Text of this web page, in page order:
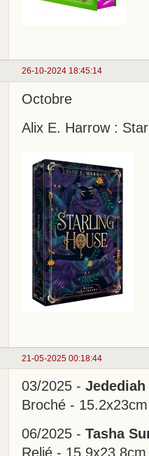
26-10-2024 18:45:14
Octobre
Alix E. Harrow :
21-05-2025 00:18:44
03/2025 -
Broché -
06/2025 - Tasha
Relié -